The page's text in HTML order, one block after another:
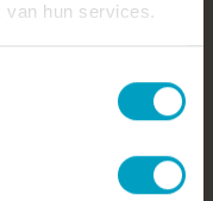
van hun services.